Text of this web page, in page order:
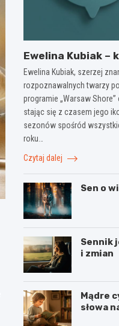
Ewelina Kubiak –
Ewelina Kubiak, szerzej
rozpoznawalnych twarzy
programie „Warsaw
stając się z czasem jego
sezonów spośród
roku…
Czytaj dalej
Sen o
Sennik
i zmian
Mądre
słowa